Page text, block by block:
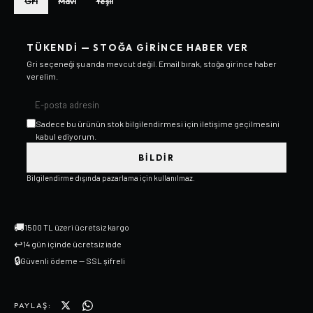
TÜKENDI — STOĞA GIRINCE HABER VER
Gri seçeneği şu anda mevcut değil. Email bırak, stoğa girince haber
verelim.
Sadece bu ürünün stok bilgilendirmesi için iletişime geçilmesini
kabul ediyorum.
BILDIR
Bilgilendirme dışında pazarlama için kullanılmaz.
🚚1500 TL üzeri ücretsiz kargo
↩14 gün içinde ücretsiz iade
🔒Güvenli ödeme — SSL şifreli
PAYLAŞ: